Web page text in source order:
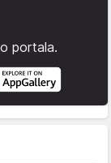
portala.